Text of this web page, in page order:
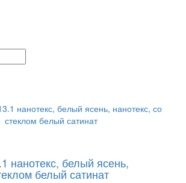
нанотекс, белый ясень,
белый сатинат